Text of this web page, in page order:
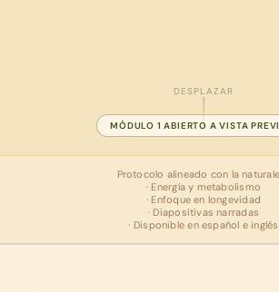
MÓDULO 1 ABIERTO A VISTA
DESPLAZAR
Protocolo alineado con la
· Energía y metabolismo
· Enfoque en longevidad
· Diapositivas narradas
· Disponible en español e inglés